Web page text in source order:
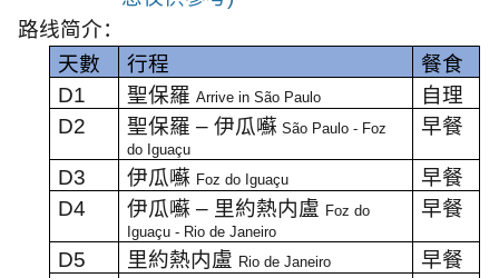
路线简介：
天數
行程
餐食
D1
聖保羅Arrive in São Paulo
自理
D2
聖保羅–伊瓜囌 São Paulo - Foz
do Iguaçu
早餐
D3 伊瓜囌 Foz do Iguaçu
早餐
D4
伊瓜囌– 里約熱内盧 Foz do
Iguaçu - Rio de Janeiro
早餐
D5 里約熱内盧 Rio de Janeiro
早餐